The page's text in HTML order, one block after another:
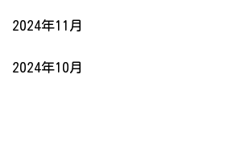
2024年11月
2024年10月